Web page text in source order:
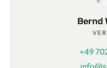
Bernd
+49